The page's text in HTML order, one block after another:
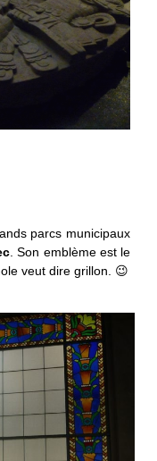
parcs municipaux
. Son emblème est le
veut dire grillon. 😉